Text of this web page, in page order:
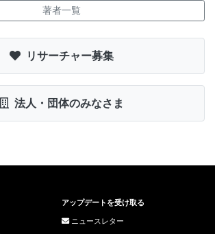
著者一覧
リサーチャー募集
法人・団体のみなさま
アップデートを受け取る
ニュースレター